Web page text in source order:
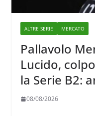
ALTRE SERIE MERCATO
Pallavolo
Lucido,
la Serie B2:
08/08/2026